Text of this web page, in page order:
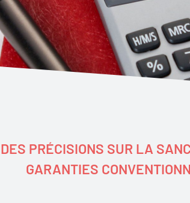
PRÉCISIONS SUR LA
GARANTIES